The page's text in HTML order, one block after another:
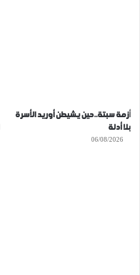
أزمة سبتة..حين يشيطن أوريد الأسرة
بلا أدلة
06/08/2026